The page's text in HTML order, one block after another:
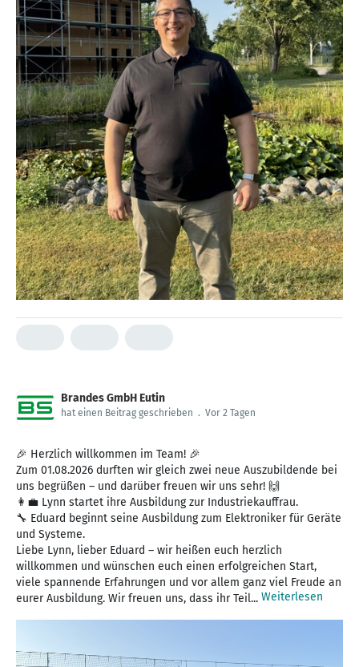
Brandes GmbH Eutin
hat einen Beitrag geschrieben . Vor 2 Tagen
🎉 Herzlich willkommen im Team! 🎉
Zum 01.08.2026 durften wir gleich zwei neue Auszubildende bei
uns begrüßen – und darüber freuen wir uns sehr! 🙌
👩‍💼 Lynn startet ihre Ausbildung zur Industriekauffrau.
🔧 Eduard beginnt seine Ausbildung zum Elektroniker für Geräte
und Systeme.
Liebe Lynn, lieber Eduard – wir heißen euch herzlich
willkommen und wünschen euch einen erfolgreichen Start,
viele spannende Erfahrungen und vor allem ganz viel Freude an
eurer Ausbildung. Wir freuen uns, dass ihr Teil... Weiterlesen